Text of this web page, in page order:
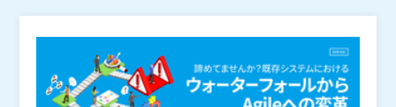
すると、多額のコストがかかりながらも、実際には必要
のなかったドキュメントが大半を占めることがありま
す。こうした状況に陥らないために、リバースエンジニ
アリングを行う際には「目的を明確化」した上で、必要
なドキュメントが何かを見極めることが重要です。
べきこと等について解説します。「仕様書がない」「前
任者がいない」などのブラックボックス化したシステム
開発・保守・移管にお悩みの方は、ぜひご参加くださ
い。
バルテス・モバイルテクノロジー株式会社（） ※バル
テス・イノベーションズ株式会社（旧 バルテス・モバ
イルテクノロジー株式会社は2025年4月1日に社名(商
号)を変更いたしました。 掲載のデータおよび講演内容
バルテス・ホールディングス（